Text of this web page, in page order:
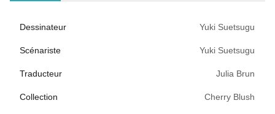
Dessinateur Yuki Suetsugu
Scénariste Yuki Suetsugu
Traducteur Julia Brun
Collection Cherry Blush